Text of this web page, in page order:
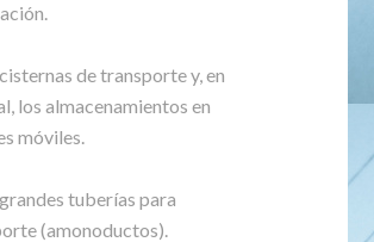
de transporte y, en
los almacenamientos en
móviles.
tuberías para
(amonoductos).